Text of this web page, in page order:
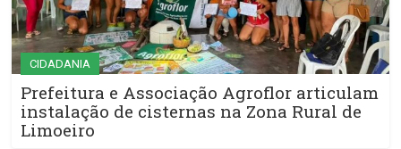
CIDADANIA
Prefeitura e Associação Agroflor articulam
instalação de cisternas na Zona Rural de
Limoeiro